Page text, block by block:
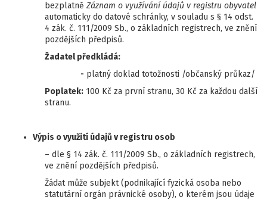
bezplatně Záznam o využívání údajů v registru obyvatel
automaticky do datové schránky, v souladu s § 14 odst.
4 zák. č. 111/2009 Sb., o základních registrech, ve znění
pozdějších předpisů.
Žadatel předkládá:
- platný doklad totožnosti /občanský průkaz/
Poplatek: 100 Kč za první stranu, 30 Kč za každou další
stranu.
Výpis o využití údajů v registru osob
– dle § 14 zák. č. 111/2009 Sb., o základních registrech,
ve znění pozdějších předpisů.
Žádat může subjekt (podnikající fyzická osoba nebo
statutární orgán právnické osoby), o kterém jsou údaje